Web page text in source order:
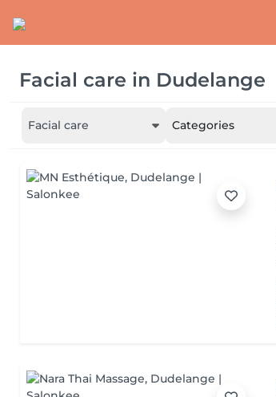
Facial care in Dudelange
Facial care Categories